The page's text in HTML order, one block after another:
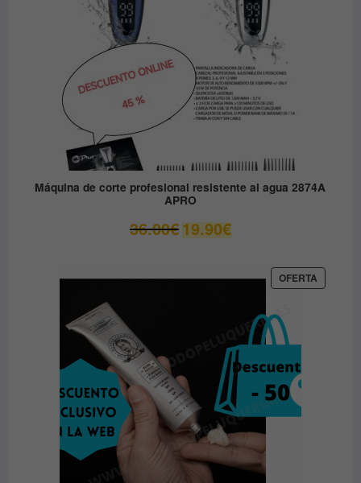
Máquina de corte profesional resistente al agua 2874A
APRO
36.00€ El
precio
era:
19.90€El
precio
es:
OFERTA
EN